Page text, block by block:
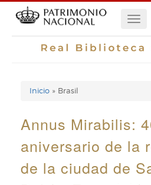
Enlaces
de
ayuda
de
Inicio Brasil
Annus Mirabilis:
aniversario de la
de la ciudad de